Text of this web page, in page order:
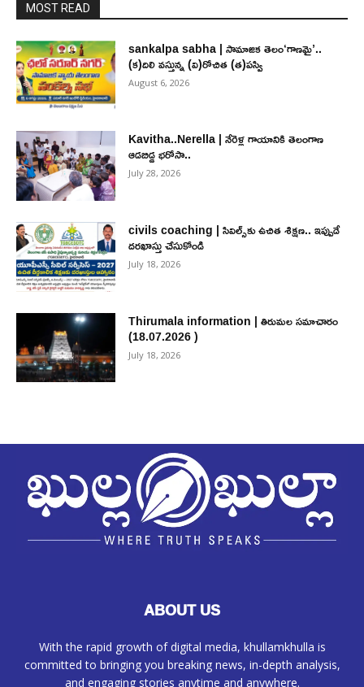
MOST READ
sankalpa sabha | సామాజిక తెలం‘గాణమై’..
(క)దిలి వస్తున్న (వి)రోచిత (త)పస్వి
August 6, 2026
Kavitha..Nerella | నేరెళ్ల గాయానికి తెలంగాణ
ఆడబిడ్డ భరోసా..
July 28, 2026
civils coaching | సివిల్స్‌కు ఉచిత శిక్ష‌ణ.. ఇప్పుడే
ద‌ర‌ఖాస్తు చేసుకోండి
July 18, 2026
Thirumala information | తిరుమల సమాచారం
(18.07.2026 )
July 18, 2026
ABOUT US
With the rapid growth of digital media, khullamkhulla is
committed to bringing you breaking news, in-depth analysis,
and engaging stories anytime and anywhere.